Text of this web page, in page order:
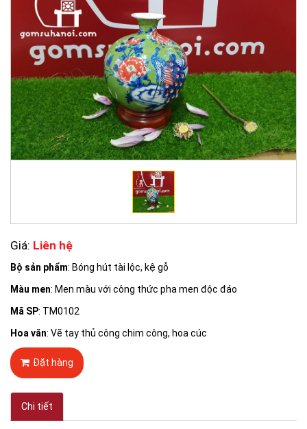
Giá: Liên hệ
Bộ sản phẩm: Bóng hút tài lộc, kệ gỗ
Màu men: Men màu với công thức pha men độc đáo
Mã SP: TM0102
Hoa văn: Vẽ tay thủ công chim công, hoa cúc
Đặt hàng
Chi tiết